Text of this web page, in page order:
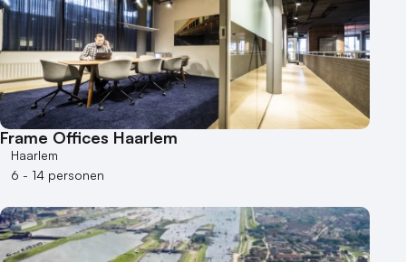
Frame Offices Haarlem
Haarlem
6 - 14 personen